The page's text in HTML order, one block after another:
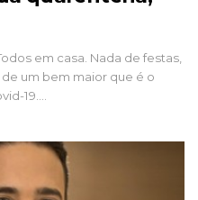
em casa. Nada de festas,
um bem maior que é o
19.…